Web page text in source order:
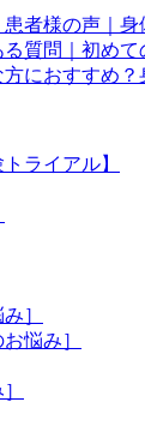
者様の声｜
質問｜初め
におすすめ
ライアル】
］
悩み］